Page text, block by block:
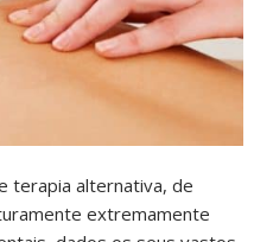
terapia alternativa, de
extremamente